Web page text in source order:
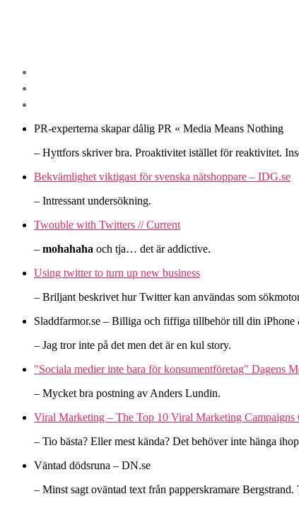
PR-experterna skapar dålig PR « Media Means Nothing
– Hyttfors skriver bra. Proaktivitet istället för reaktivitet.
Bekvämlighet viktigast för svenska nätshoppare – IDG.se
– Intressant undersökning.
Twouble with Twitters // Current
– mohahaha och tja… det är addictive.
Using twitter to turn up new business
– Briljant beskrivet hur Twitter kan användas som
Sladdfarmor.se – Billiga och fiffiga tillbehör till din iPhone
– Jag tror inte på det men det är en kul story.
"Sociala medier inte bara för konsumentföretag" Dagens
– Mycket bra postning av Anders Lundin.
Viral Marketing – The Top 10 Viral Marketing
– Tio bästa? Eller mest kända? Det behöver inte hänga
Väntad dödsruna – DN.se
– Minst sagt oväntad text från papperskramare